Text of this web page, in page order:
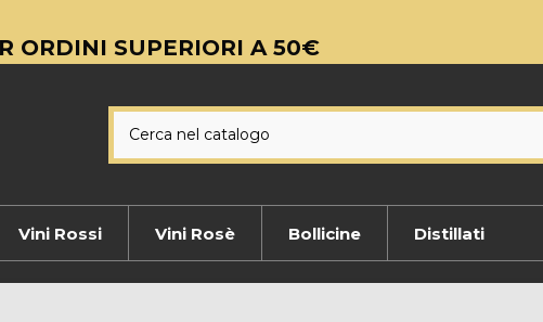
ORDINI SUPERIORI A 50€
Vini Rossi Vini Rosè Bollicine Distillati